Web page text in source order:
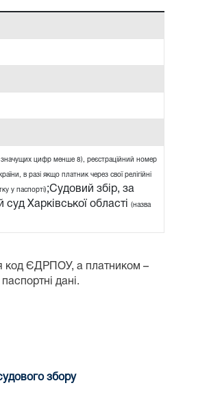
цифр менше 8), реєстраційний номер
в разі якщо платник через свої релігійні
у паспорті) ;Судовий збір, за
Харківської області (назва
код ЄДРПОУ, а платником –
дані.
збору